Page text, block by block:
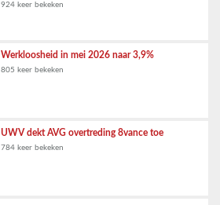
924 keer bekeken
Werkloosheid in mei 2026 naar 3,9%
805 keer bekeken
UWV dekt AVG overtreding 8vance toe
784 keer bekeken